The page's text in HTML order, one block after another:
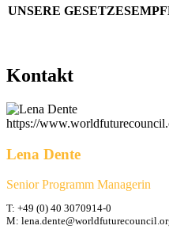
UNSERE
Kontakt
https://
Lena Dente
Senior Programm Managerin
T: +49 (0) 40 3070914-0
M: